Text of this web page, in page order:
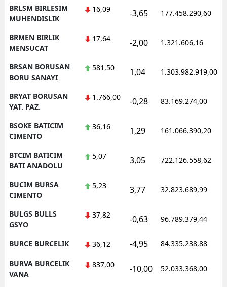
BRLSM BIRLESIM
MUHENDISLIK
16,09 -3,65 177.458.290,60
BRMEN BIRLIK
MENSUCAT
17,64 -2,00 1.321.606,16
BRSAN BORUSAN
BORU SANAYI
581,50 1,04 1.303.982.919,00
BRYAT BORUSAN
YAT. PAZ.
1.766,00 -0,28 83.169.274,00
BSOKE BATICIM
CIMENTO
36,16 1,29 161.066.390,20
BTCIM BATICIM
BATI ANADOLU
5,07 3,05 722.126.558,62
BUCIM BURSA
CIMENTO
5,23 3,77 32.823.689,99
BULGS BULLS
GSYO
37,82 -0,63 96.789.379,44
BURCE BURCELIK 36,12 -4,95 84.335.238,88
BURVA BURCELIK
VANA
837,00 -10,00 52.033.368,00